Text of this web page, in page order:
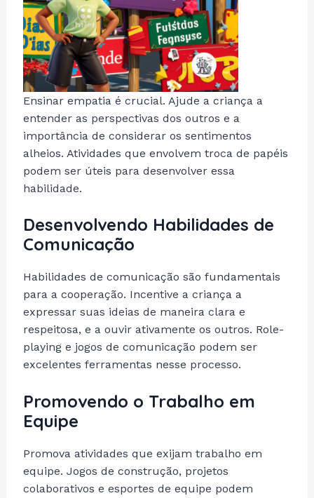
Ensinar empatia é crucial. Ajude a criança a
entender as perspectivas dos outros e a
importância de considerar os sentimentos
alheios. Atividades que envolvem troca de papéis
podem ser úteis para desenvolver essa
habilidade.
Desenvolvendo Habilidades de
Comunicação
Habilidades de comunicação são fundamentais
para a cooperação. Incentive a criança a
expressar suas ideias de maneira clara e
respeitosa, e a ouvir ativamente os outros. Role-
playing e jogos de comunicação podem ser
excelentes ferramentas nesse processo.
Promovendo o Trabalho em
Equipe
Promova atividades que exijam trabalho em
equipe. Jogos de construção, projetos
colaborativos e esportes de equipe podem